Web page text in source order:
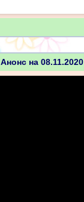
Анонс на 08.11.2020